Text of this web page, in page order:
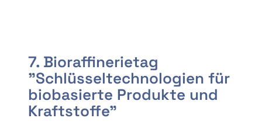
7. Bioraffinerietag
"Schlüsseltechnologien für
biobasierte Produkte und
Kraftstoffe"